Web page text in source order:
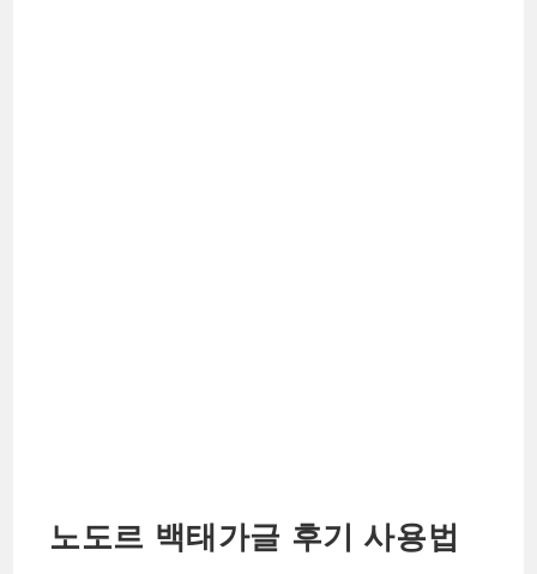
노도르 백태가글 후기 사용법